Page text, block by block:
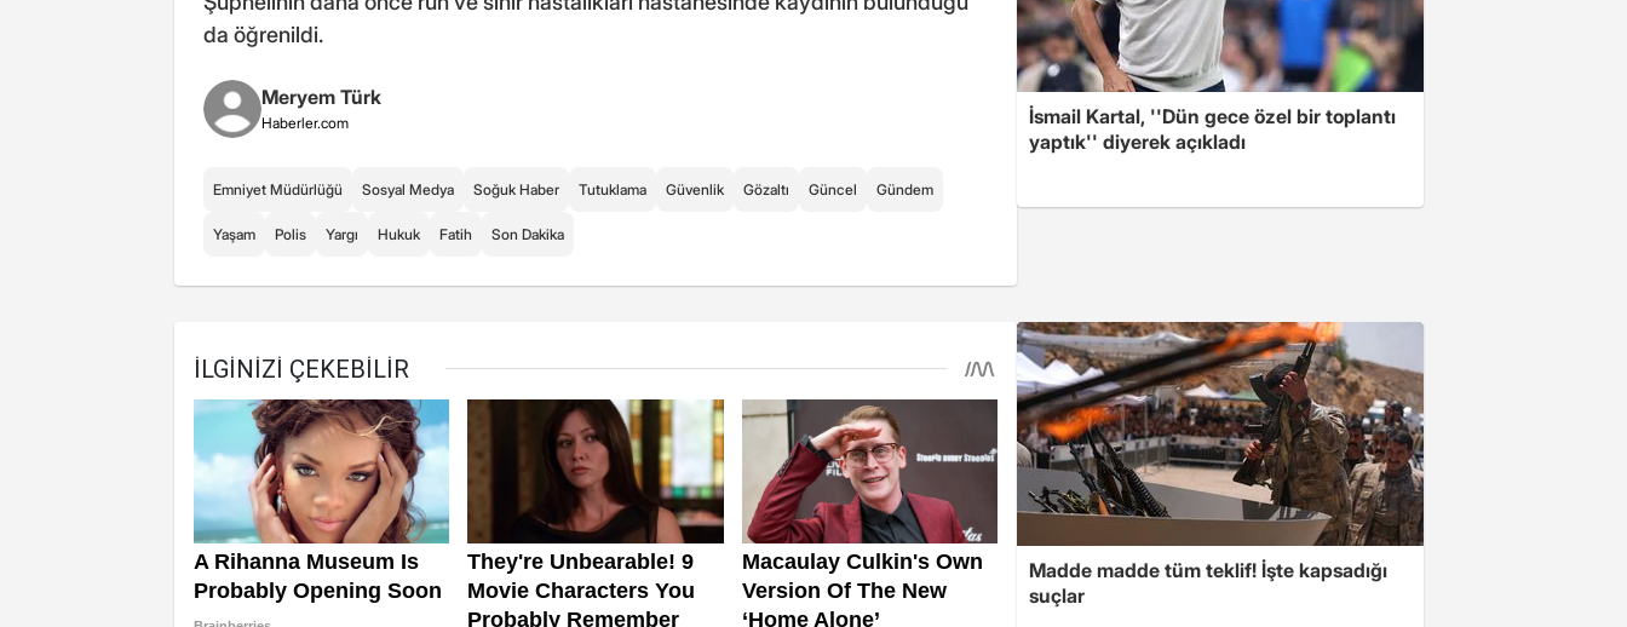
da öğrenildi.
Meryem Türk
Haberler.com
Emniyet Müdürlüğü Sosyal Medya Soğuk Haber Tutuklama Güvenlik Gözaltı Güncel Gündem
Yaşam Polis Yargı Hukuk Fatih Son Dakika
İsmail Kartal, ''Dün gece özel bir toplantı
yaptık'' diyerek açıkladı
Madde madde tüm teklif! İşte kapsadığı
suçlar